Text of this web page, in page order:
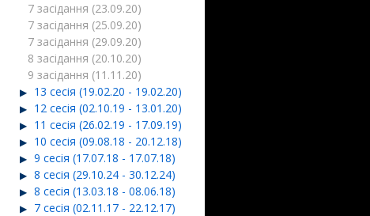
7 засідання (23.09.20)
7 засідання (25.09.20)
7 засідання (29.09.20)
8 засідання (20.10.20)
9 засідання (11.11.20)
13 сесія (19.02.20 - 19.02.20)
12 сесія (02.10.19 - 13.01.20)
11 сесія (26.02.19 - 17.09.19)
10 сесія (09.08.18 - 20.12.18)
9 сесія (17.07.18 - 17.07.18)
8 сесія (29.10.24 - 30.12.24)
8 сесія (13.03.18 - 08.06.18)
7 сесія (02.11.17 - 22.12.17)